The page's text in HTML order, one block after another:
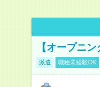
【オープニ
派遣 職種未経験OK